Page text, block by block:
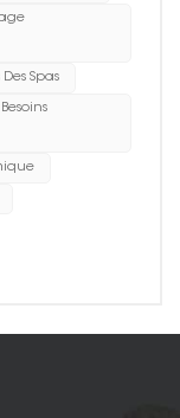
Spas